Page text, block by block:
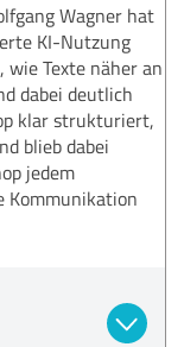
Wagner hat
KI-Nutzung
wie Texte näher an
dabei deutlich
klar strukturiert,
blieb dabei
jedem
Kommunikation